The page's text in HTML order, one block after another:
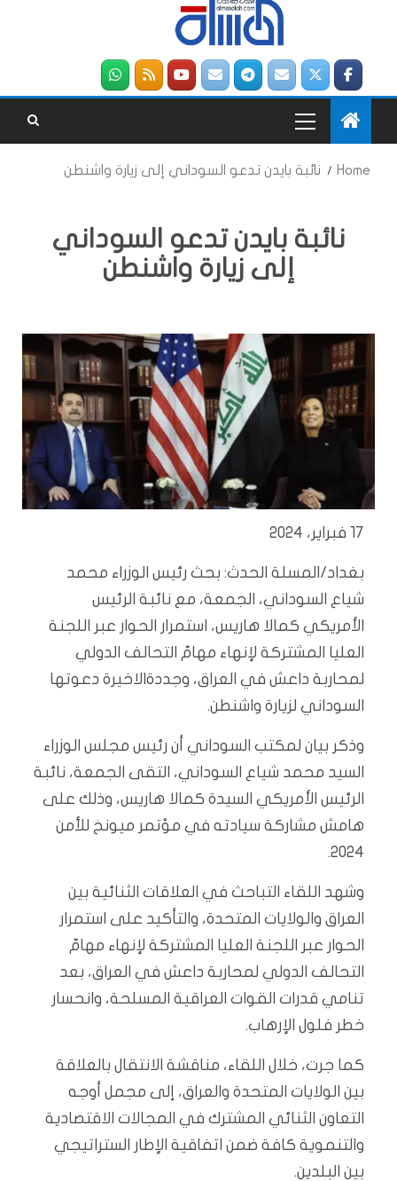
Home نائبة بايدن تدعو السوداني إلى زيارة واشنطن
نائبة بايدن تدعو السوداني
إلى زيارة واشنطن
17 فبراير، 2024
بغداد/المسلة الحدث: بحث رئيس الوزراء محمد
شياع السوداني، الجمعة، مع نائبة الرئيس
الأمريكي كمالا هاريس، استمرار الحوار عبر اللجنة
العليا المشتركة لإنهاء مهامّ التحالف الدولي
لمحاربة داعش في العراق، وجددةالاخيرة دعوتها
السوداني لزيارة واشنطن.
وذكر بيان لمكتب السوداني أن رئيس مجلس الوزراء
السيد محمد شياع السوداني، التقى الجمعة، نائبة
الرئيس الأمريكي السيدة كمالا هاريس، وذلك على
هامش مشاركة سيادته في مؤتمر ميونخ للأمن
2024.
وشهد اللقاء التباحث في العلاقات الثنائية بين
العراق والولايات المتحدة، والتأكيد على استمرار
الحوار عبر اللجنة العليا المشتركة لإنهاء مهامّ
التحالف الدولي لمحاربة داعش في العراق، بعد
تنامي قدرات القوات العراقية المسلحة، وانحسار
خطر فلول الإرهاب.
كما جرت، خلال اللقاء، مناقشة الانتقال بالعلاقة
بين الولايات المتحدة والعراق، إلى مجمل أوجه
التعاون الثنائي المشترك في المجالات الاقتصادية
والتنموية كافة ضمن اتفاقية الإطار الستراتيجي
بين البلدين.